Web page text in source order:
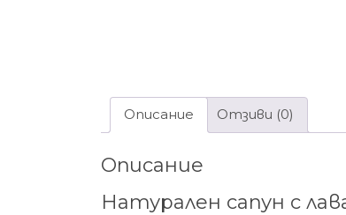
Описание Отзиви (0)
Описание
Натурален сапун с